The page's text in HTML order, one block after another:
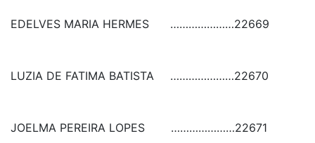
EDELVES MARIA HERMES …………………22669
LUZIA DE FATIMA BATISTA …………………22670
JOELMA PEREIRA LOPES …………………22671